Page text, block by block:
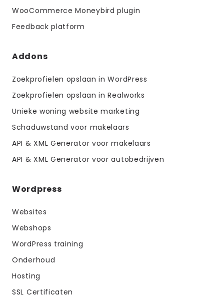
WooCommerce Moneybird plugin
Feedback platform
Addons
Zoekprofielen opslaan in WordPress
Zoekprofielen opslaan in Realworks
Unieke woning website marketing
Schaduwstand voor makelaars
API & XML Generator voor makelaars
API & XML Generator voor autobedrijven
Wordpress
Websites
Webshops
WordPress training
Onderhoud
Hosting
SSL Certificaten